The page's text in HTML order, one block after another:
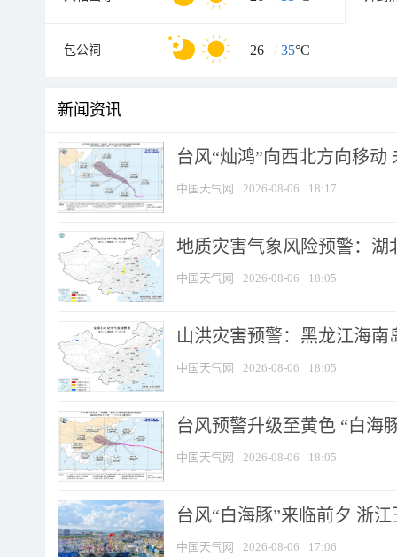
包公祠 26 / 35°C
新闻资讯
台风“灿鸿”向西北方向移动
中国天气网 2026-08-06 18:17
地质灾害气象风险预警：湖
中国天气网 2026-08-06 18:05
山洪灾害预警：黑龙江海
中国天气网 2026-08-06 18:05
台风预警升级至黄色 “白海
中国天气网 2026-08-06 18:05
台风“白海豚”来临前夕 浙
中国天气网 2026-08-06 17:06